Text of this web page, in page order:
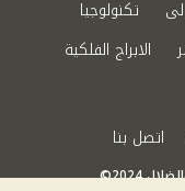
تكنولوجيا
الابراج الفلكية
اتصل بنا